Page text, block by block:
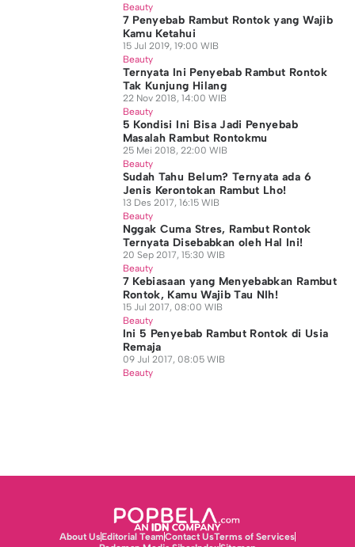
Beauty
7 Penyebab Rambut Rontok yang Wajib
Kamu Ketahui
15 Jul 2019, 19:00 WIB
Beauty
Ternyata Ini Penyebab Rambut Rontok
Tak Kunjung Hilang
22 Nov 2018, 14:00 WIB
Beauty
5 Kondisi Ini Bisa Jadi Penyebab
Masalah Rambut Rontokmu
25 Mei 2018, 22:00 WIB
Beauty
Sudah Tahu Belum? Ternyata ada 6
Jenis Kerontokan Rambut Lho!
13 Des 2017, 16:15 WIB
Beauty
Nggak Cuma Stres, Rambut Rontok
Ternyata Disebabkan oleh Hal Ini!
20 Sep 2017, 15:30 WIB
Beauty
7 Kebiasaan yang Menyebabkan Rambut
Rontok, Kamu Wajib Tau NIh!
15 Jul 2017, 08:00 WIB
Beauty
Ini 5 Penyebab Rambut Rontok di Usia
Remaja
09 Jul 2017, 08:05 WIB
Beauty
About UsEditorial TeamContact UsTerms of Services